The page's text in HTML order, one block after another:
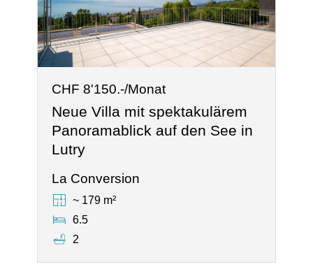
CHF 8'150.-/Monat
Neue Villa mit spektakulärem
Panoramablick auf den See in
Lutry
La Conversion
~ 179 m²
6.5
2